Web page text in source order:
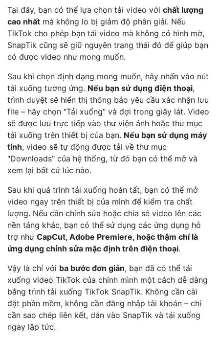
Tại đây, bạn có thể lựa chọn tải video với chất lượng
cao nhất mà không lo bị giảm độ phân giải. Nếu
TikTok cho phép bạn tải video mà không có hình mờ,
SnapTik cũng sẽ giữ nguyên trạng thái đó để giúp bạn
có được video như mong muốn.
Sau khi chọn định dạng mong muốn, hãy nhấn vào nút
tải xuống tương ứng. Nếu bạn sử dụng điện thoại,
trình duyệt sẽ hiển thị thông báo yêu cầu xác nhận lưu
file – hãy chọn "Tải xuống" và đợi trong giây lát. Video
sẽ được lưu trực tiếp vào thư viện ảnh hoặc thư mục
tải xuống trên thiết bị của bạn. Nếu bạn sử dụng máy
tính, video sẽ tự động được tải về thư mục
"Downloads" của hệ thống, từ đó bạn có thể mở và
xem lại bất cứ lúc nào.
Sau khi quá trình tải xuống hoàn tất, bạn có thể mở
video ngay trên thiết bị của mình để kiểm tra chất
lượng. Nếu cần chỉnh sửa hoặc chia sẻ video lên các
nền tảng khác, bạn có thể sử dụng các ứng dụng hỗ
trợ như CapCut, Adobe Premiere, hoặc thậm chí là
ứng dụng chỉnh sửa mặc định trên điện thoại.
Vậy là chỉ với ba bước đơn giản, bạn đã có thể tải
xuống video TikTok của chính mình một cách dễ dàng
bằng trình tải xuống TikTok SnapTik. Không cần cài
đặt phần mềm, không cần đăng nhập tài khoản – chỉ
cần sao chép liên kết, dán vào SnapTik và tải xuống
ngay lập tức.